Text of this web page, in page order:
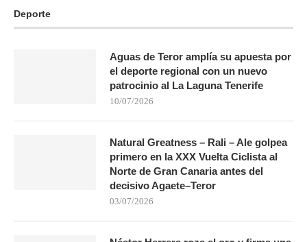
Deporte
Aguas de Teror amplía su apuesta por
el deporte regional con un nuevo
patrocinio al La Laguna Tenerife
10/07/2026
Natural Greatness – Rali – Ale golpea
primero en la XXX Vuelta Ciclista al
Norte de Gran Canaria antes del
decisivo Agaete–Teror
03/07/2026